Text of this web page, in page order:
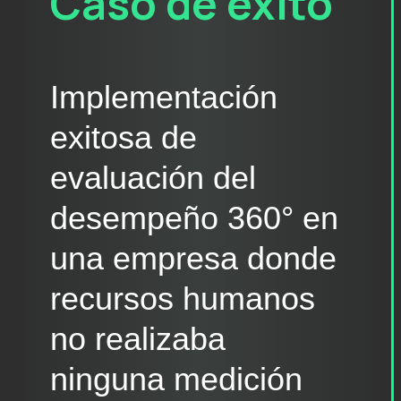
Implementación
exitosa de
evaluación del
desempeño 360° en
una empresa donde
recursos humanos
no realizaba
ninguna medición